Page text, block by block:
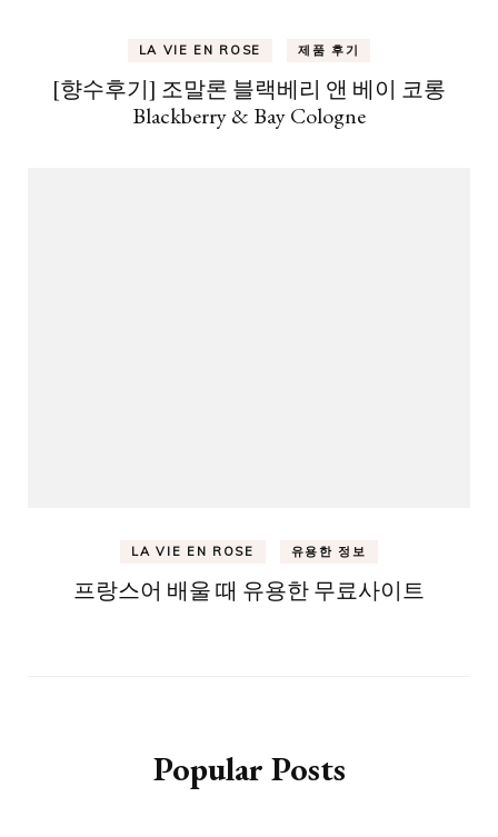
LA VIE EN ROSE 제품 후기
[향수후기] 조말론 블랙베리 앤 베이 코롱
Blackberry & Bay Cologne
LA VIE EN ROSE 유용한 정보
프랑스어 배울 때 유용한 무료사이트
Popular Posts